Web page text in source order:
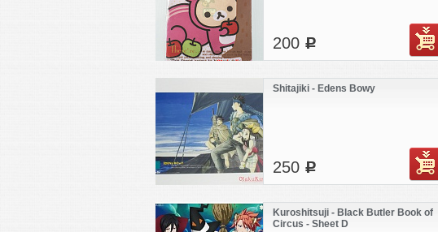
200 c
Shitajiki - Edens Bowy
250 c
Kuroshitsuji - Black Butler Book of
Circus - Sheet D